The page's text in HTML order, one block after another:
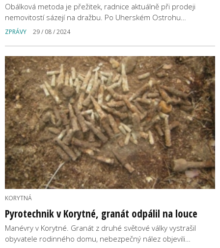
Obálková metoda je přežitek, radnice aktuálně při prodeji
nemovitostí sázejí na dražbu. Po Uherském Ostrohu…
ZPRÁVY 29 / 08 / 2024
KORYTNÁ
Pyrotechnik v Korytné, granát odpálil na louce
Manévry v Korytné. Granát z druhé světové války vystrašil
obyvatele rodinného domu, nebezpečný nález objevili…